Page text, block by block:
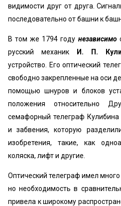
видимости друг от друга.
последовательно от башни к
В том же 1794 году независимо
русский механик
И. П.
устройство. Его оптический
свободно закрепленные на оси
помощью шнуров и блоков
положения относительно
семафорный телеграф Кулибина
и забвения, которую
изобретения, такие, как
коляска, лифт и другие.
Оптический телеграф имел
но необходимость в
привела к широкому